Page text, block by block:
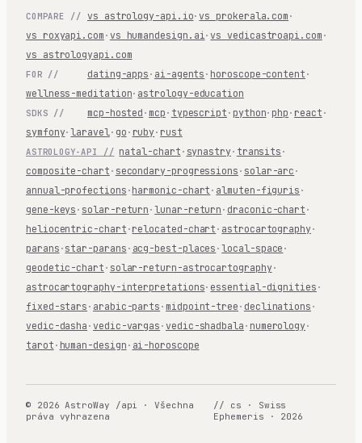
COMPARE // vs astrology-api.io·vs prokerala.com ·
vs roxyapi.com · vs humandesign.ai ·vs vedicastroapi.com ·
vs astrologyapi.com
FOR // dating-apps · ai-agents · horoscope-content ·
wellness-meditation· astrology-education
SDKS // mcp-hosted · mcp · typescript · python· php · react ·
symfony·laravel · go · ruby · rust
ASTROLOGY-API // natal-chart · synastry · transits ·
composite-chart · secondary-progressions · solar-arc ·
annual-profections · harmonic-chart · almuten-figuris ·
gene-keys · solar-return ·lunar-return · draconic-chart ·
heliocentric-chart · relocated-chart · astrocartography ·
parans · star-parans · acg-best-places ·local-space ·
geodetic-chart · solar-return-astrocartography ·
astrocartography-interpretations· essential-dignities ·
fixed-stars · arabic-parts · midpoint-tree · declinations ·
vedic-dasha ·vedic-vargas ·vedic-shadbala · numerology ·
tarot · human-design · ai-horoscope
© 2026 AstroWay /api · Všechna
práva vyhrazena
// cs · Swiss
Ephemeris · 2026